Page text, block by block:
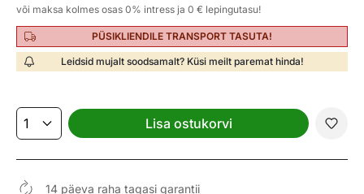
või maksa kolmes osas 0% intress ja 0 € lepingutasu!
PÜSIKLIENDILE TRANSPORT TASUTA!
Leidsid mujalt soodsamalt? Küsi meilt paremat hinda!
Lisa ostukorvi
14 päeva raha tagasi garantii